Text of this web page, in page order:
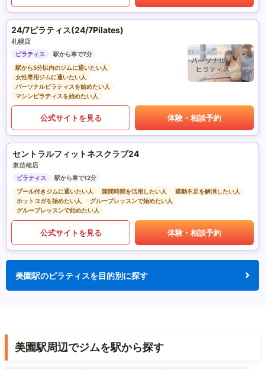
24/7ピラティス(24/7Pilates)
札幌店
ピラティス
駅から車で7分
駅から5分以内のジムに通いたい人
女性専用ジムに通いたい人
パーソナルピラティスを始めたい人
マシンピラティスを始めたい人
公式サイトを見る 体験・相談予約
セントラルフィットネスクラブ24
東苗穂店
ピラティス
駅から車で12分
プール付きジムに通いたい人
隙間時間を活用したい人
運動不足を解消したい人
ホットヨガを始めたい人
グループレッスンで始めたい人
グループレッスンで始めたい人
公式サイトを見る 体験・相談予約
美園駅のピラティスを目的別に探す
美園駅周辺でジムを駅から探す